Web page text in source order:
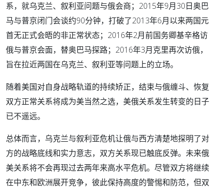
系，就乌克兰、叙利亚问题与俄会商；2015年9月30日奥巴
马与普京闭门会谈约90分钟，打破了2013年6月以来两国元
首无正式会晤的非正常状态；2016年2月前国务卿基辛格访
俄与普京会面，替奥巴马探路；2016年3月克里再次访俄，
旨在拉近两国在乌克兰、叙利亚等问题上的立场。
随着美国对自身战略轨道的持续矫正，结束与俄缠斗、恢复
双方正常关系将成为美当然之选，美俄关系发生转变的日子
已不遥远。
总体而言，乌克兰与叙利亚危机让俄与西方清楚地探明了对
方的战略底线和实力意志，双方关系现已触底反弹。未来俄
美关系将不会再现过去两年来高水平危机。尽管双方将继续
在中东和欧洲展开竞争，彼此保持高度的警惕和防范，但双